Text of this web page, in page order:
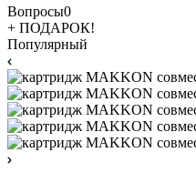
Вопросы0
+ ПОДАРОК!
Популярный